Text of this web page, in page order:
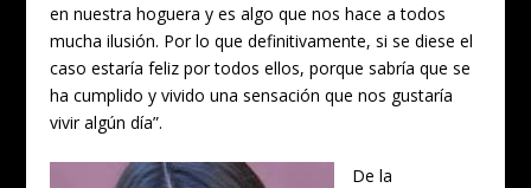
en nuestra hoguera y es algo que nos hace a todos
mucha ilusión. Por lo que definitivamente, si se diese el
caso estaría feliz por todos ellos, porque sabría que se
ha cumplido y vivido una sensación que nos gustaría
vivir algún día”.
De la